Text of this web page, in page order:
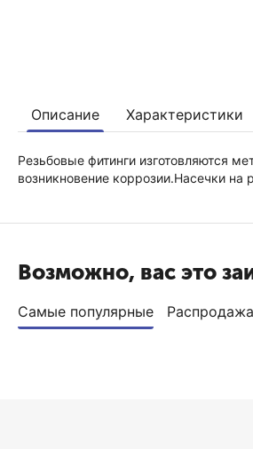
Описание Характеристики
Резьбовые фитинги изготовляются
возникновение коррозии.Насечки на
Возможно, вас это
Самые популярные Распродажа